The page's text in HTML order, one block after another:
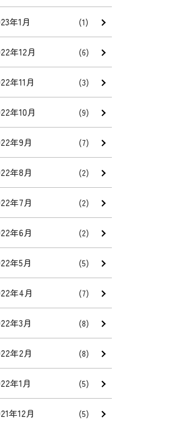
年1月 (1)
年12月 (6)
年11月 (3)
年10月 (9)
年9月 (7)
年8月 (2)
年7月 (2)
年6月 (2)
年5月 (5)
年4月 (7)
年3月 (8)
年2月 (8)
年1月 (5)
年12月 (5)